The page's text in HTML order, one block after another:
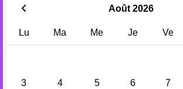
Août 2026
Lu Ma Me Je Ve
3 4 5 6 7